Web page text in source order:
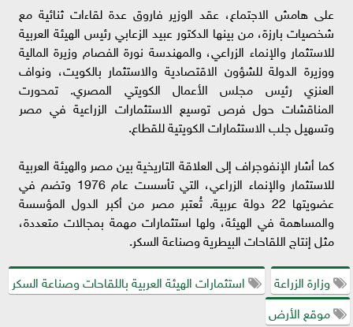
على هامش الاجتماع، عقد الوزير فاروق عدة لقاءات ثنائية مع
شخصيات بارزة، من بينها الدكتور عبيد الزعابي رئيس الهيئة العربية
للاستثمار والإنماء الزراعي، والمهندسة نورة الفصام وزيرة المالية
ووزيرة الدولة للشؤون الاقتصادية والاستثمار بالكويت، ونواف
العنزي رئيس مجلس الأعمال الكويتي المصري. تمحورت
المناقشات حول فرص توسيع الاستثمارات الزراعية في مصر
وتسهيل جلب الاستثمارات الكويتية للقطاع.
كما أشار الإنفوجراف إلى العلاقة التاريخية بين مصر والهيئة العربية
للاستثمار والإنماء الزراعي، التي تأسست عام 1976 وتضم في
عضويتها 22 دولة عربية. تُعتبر مصر من أكبر الدول المؤسسة
والمساهمة في الهيئة، ولها استثمارات مهمة بمجالات متعددة،
مثل إنتاج اللقاحات البيطرية وصناعة السكر.
وزارة الزراعة
استثمارات الهيئة العربية باللقاحات وصناعة السكر
موقع الأرض